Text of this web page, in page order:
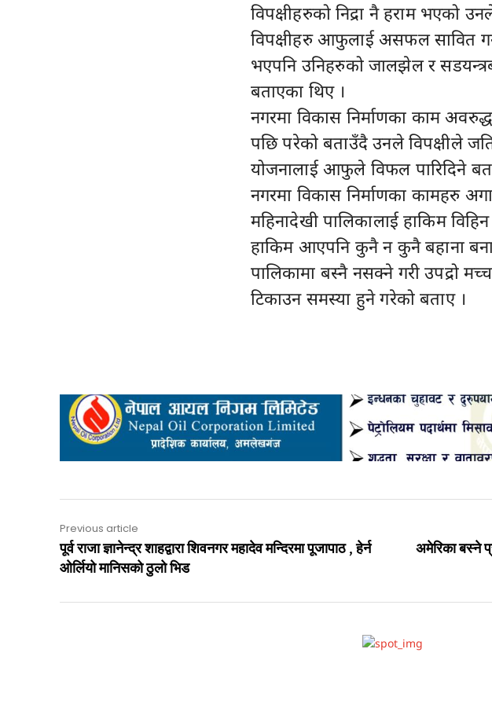
विपक्षीहरुको निद्रा नै हराम भएको
विपक्षीहरु आफुलाई असफल सावित
भएपनि उनिहरुको जालझेल र
बताएका थिए ।
नगरमा विकास निर्माणका काम
पछि परेको बताउँदै उनले विपक्षीले
योजनालाई आफुले विफल पारिदिने
नगरमा विकास निर्माणका कामहरु
महिनादेखी पालिकालाई हाकिम
हाकिम आएपनि कुनै न कुनै बहाना
पालिकामा बस्नै नसक्ने गरी उपद्रो
टिकाउन समस्या हुने गरेको बताए ।
Previous article
पूर्व राजा ज्ञानेन्द्र शाहद्वारा शिवनगर महादेव मन्दिरमा पूजापाठ , हेर्न
ओर्लियो मानिसको ठुलो भिड
अमेरिका बस्ने